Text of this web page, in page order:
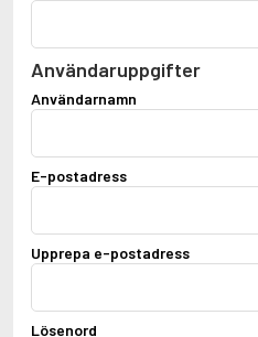
Användaruppgifter
Användarnamn
E-postadress
Upprepa e-postadress
Lösenord